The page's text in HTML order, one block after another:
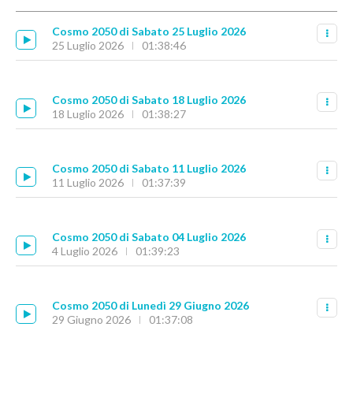
Cosmo 2050 di Sabato 25 Luglio 2026
25 Luglio 2026
01:38:46
Cosmo 2050 di Sabato 18 Luglio 2026
18 Luglio 2026
01:38:27
Cosmo 2050 di Sabato 11 Luglio 2026
11 Luglio 2026
01:37:39
Cosmo 2050 di Sabato 04 Luglio 2026
4 Luglio 2026
01:39:23
Cosmo 2050 di Lunedì 29 Giugno 2026
29 Giugno 2026
01:37:08